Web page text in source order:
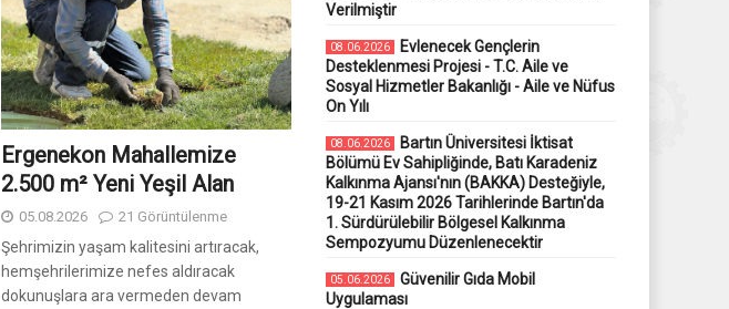
Ergenekon Mahallemize
2.500 m² Yeni Yeşil Alan
05.08.2026 21 Görüntülenme
Şehrimizin yaşam kalitesini artıracak,
hemşehrilerimize nefes aldıracak
dokunuşlara ara vermeden devam
Verilmiştir
08.06.2026
Evlenecek Gençlerin
Desteklenmesi Projesi - T.C. Aile ve
Sosyal Hizmetler Bakanlığı - Aile ve Nüfus
On Yılı
08.06.2026
Bartın Üniversitesi İktisat
Bölümü Ev Sahipliğinde, Batı Karadeniz
Kalkınma Ajansı'nın (BAKKA) Desteğiyle,
19-21 Kasım 2026 Tarihlerinde Bartın'da
1. Sürdürülebilir Bölgesel Kalkınma
Sempozyumu Düzenlenecektir
05.06.2026
Güvenilir Gıda Mobil
Uygulaması